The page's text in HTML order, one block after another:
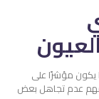
يكون مؤشرًا على
عدم تجاهل بعض